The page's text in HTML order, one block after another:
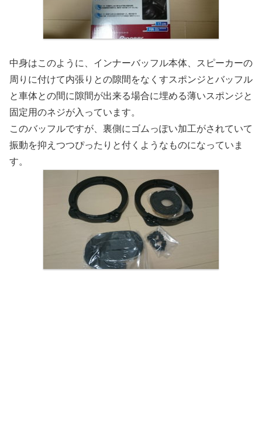
中身はこのように、インナーバッフル本体、スピーカーの
周りに付けて内張りとの隙間をなくすスポンジとバッフル
と車体との間に隙間が出来る場合に埋める薄いスポンジと
固定用のネジが入っています。
このバッフルですが、裏側にゴムっぽい加工がされていて
振動を抑えつつぴったりと付くようなものになっていま
す。